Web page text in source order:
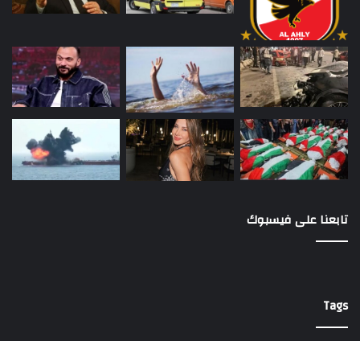
تابعنا على فيسبوك
Tags